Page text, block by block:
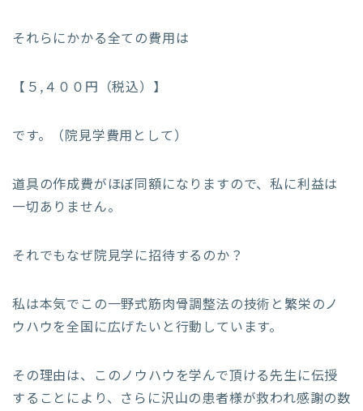
それらにかかる全ての費用は
【５,４００円（税込）】
です。（院見学費用として）
道具の作成費がほぼ同額になりますので、私に利益は
一切ありません。
それでもなぜ院見学に招待するのか？
私は本気でこの一野式筋肉骨調整法の技術と繁栄のノ
ウハウを全国に広げたいと行動しています。
その理由は、このノウハウを学んで頂ける先生に伝授
することにより、さらに沢山の患者様が救われ感謝の数